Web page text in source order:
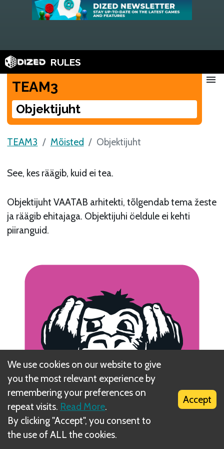
RULES
TEAM3
Objektijuht
menu
TEAM3 Mõisted Objektijuht
See, kes räägib, kuid ei tea.
Objektijuht VAATAB arhitekti, tõlgendab tema žeste
ja räägib ehitajaga. Objektijuhi öeldule ei kehti
piiranguid.
We use cookies on our website to give
you the most relevant experience by
remembering your preferences on
repeat visits. Read More.
By clicking "Accept", you consent to
the use of ALL the cookies.
Accept